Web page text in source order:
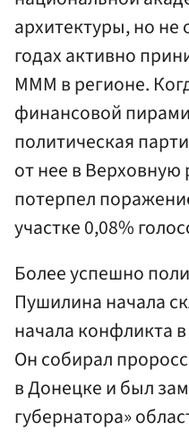
архитектуры, но не
годах активно
МММ в регионе.
финансовой
политическая
от нее в
потерпел
участке 0,08%
Более успешно
Пушилина начала
начала конфликта
Он собирал
в Донецке и был
губернатора»